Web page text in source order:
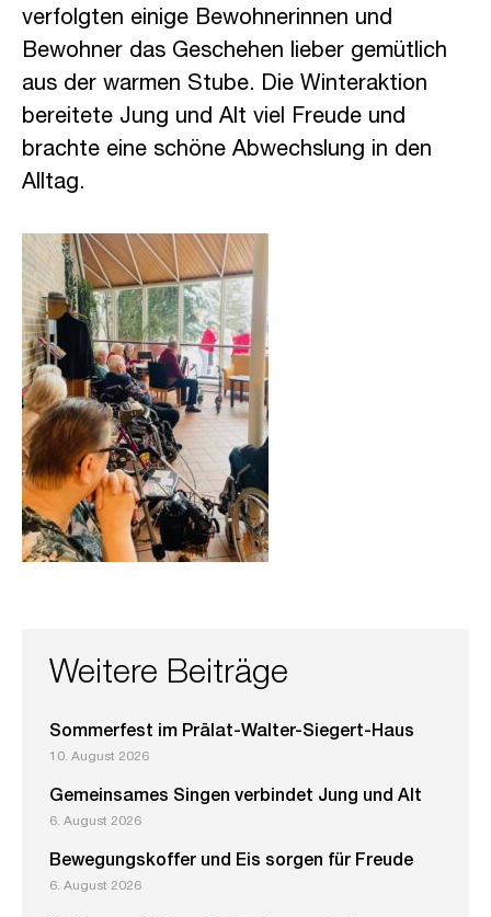
verfolgten einige Bewohnerinnen und
Bewohner das Geschehen lieber gemütlich
aus der warmen Stube. Die Winteraktion
bereitete Jung und Alt viel Freude und
brachte eine schöne Abwechslung in den
Alltag.
Weitere Beiträge
Sommerfest im Prälat-Walter-Siegert-Haus
10. August 2026
Gemeinsames Singen verbindet Jung und Alt
6. August 2026
Bewegungskoffer und Eis sorgen für Freude
6. August 2026